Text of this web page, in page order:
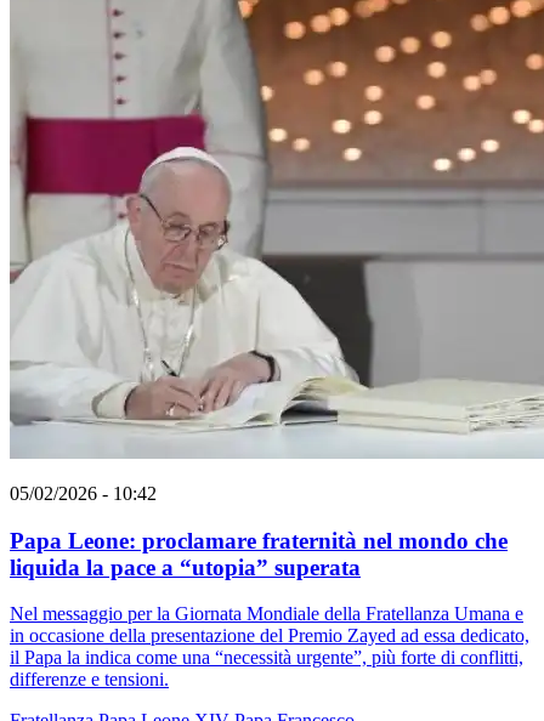
05/02/2026 - 10:42
Papa Leone: proclamare fraternità nel mondo che
liquida la pace a “utopia” superata
Nel messaggio per la Giornata Mondiale della Fratellanza Umana e
in occasione della presentazione del Premio Zayed ad essa dedicato,
il Papa la indica come una “necessità urgente”, più forte di conflitti,
differenze e tensioni.